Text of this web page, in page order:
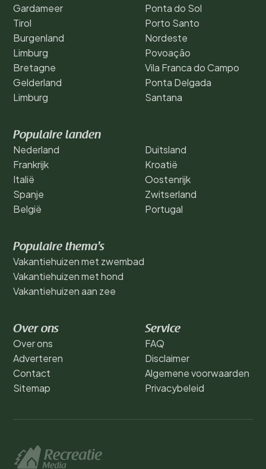
Gardameer
Tirol
Burgenland
Limburg
Bretagne
Gelderland
Limburg
Ponta do Sol
Porto Santo
Nordeste
Povoação
Vila Franca do Campo
Ponta Delgada
Santana
Populaire landen
Nederland
Frankrijk
Italië
Spanje
België
Duitsland
Kroatië
Oostenrijk
Zwitserland
Portugal
Populaire thema's
Vakantiehuizen met zwembad
Vakantiehuizen met hond
Vakantiehuizen aan zee
Over ons
Over ons
Adverteren
Contact
Sitemap
Service
FAQ
Disclaimer
Algemene voorwaarden
Privacybeleid